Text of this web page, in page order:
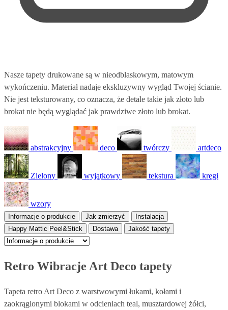
Nasze tapety drukowane są w nieodblaskowym, matowym
wykończeniu. Materiał nadaje ekskluzywny wygląd Twojej ścianie.
Nie jest teksturowany, co oznacza, że detale takie jak złoto lub
brokat nie będą wyglądać jak prawdziwe złoto lub brokat.
abstrakcyjny deco twórczy artdeco
Zielony wyjątkowy tekstura kręgi
wzory
Informacje o produkcie Jak zmierzyć
Instalacja
Happy Mattic Peel&Stick
Dostawa Jakość tapety
Retro Wibracje Art Deco tapety
Tapeta retro Art Deco z warstwowymi łukami, kołami i
zaokrąglonymi blokami w odcieniach teal, musztardowej żółci,